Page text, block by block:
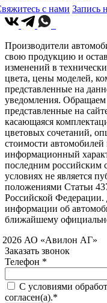
с нами Запись
Производители
свою продукцию и
изменений в
цвета, цены моделей,
представленные на
уведомления.
представленные на
касающаяся
цветовых сочетаний,
стоимости
информационный
последним российским
условиях не является
положениями Статьи
Российской
информации об
ближайшему
АО «Авилон АГ»
Заказать звонок
Телефон *
C условиями
согласен(а).*